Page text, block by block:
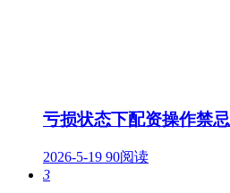
亏损状态下配资操作禁忌
2026-5-19 90阅读
3